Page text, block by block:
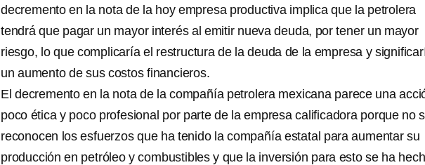
decremento en la nota de la hoy empresa productiva implica que la petrolera
tendrá que pagar un mayor interés al emitir nueva deuda, por tener un mayor
riesgo, lo que complicaría el restructura de la deuda de la empresa y
un aumento de sus costos financieros.
El decremento en la nota de la compañía petrolera mexicana parece una
poco ética y poco profesional por parte de la empresa calificadora porque no
reconocen los esfuerzos que ha tenido la compañía estatal para aumentar su
producción en petróleo y combustibles y que la inversión para esto se ha